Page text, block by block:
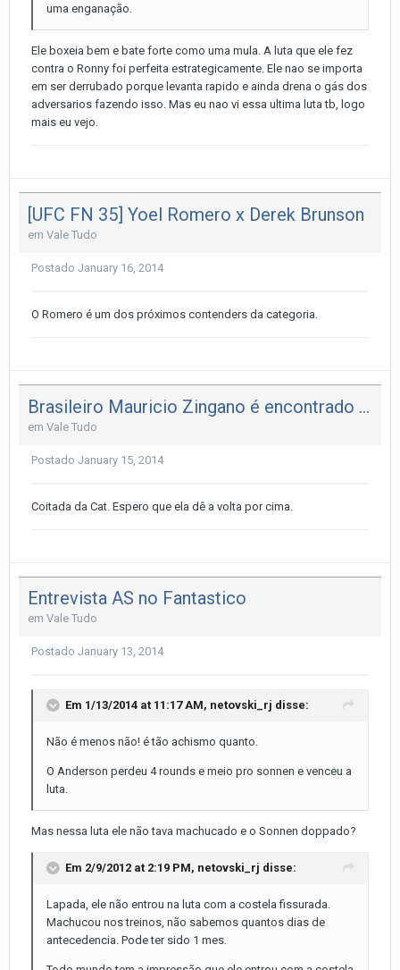
uma enganação.
Ele boxeia bem e bate forte como uma mula. A luta que ele fez
contra o Ronny foi perfeita estrategicamente. Ele nao se importa
em ser derrubado porque levanta rapido e ainda drena o gás dos
adversarios fazendo isso. Mas eu nao vi essa ultima luta tb, logo
mais eu vejo.
[UFC FN 35] Yoel Romero x Derek Brunson
em Vale Tudo
Postado January 16, 2014
O Romero é um dos próximos contenders da categoria.
Brasileiro Mauricio Zingano é encontrado morto
em Vale Tudo
Postado January 15, 2014
Coitada da Cat. Espero que ela dê a volta por cima.
Entrevista AS no Fantastico
em Vale Tudo
Postado January 13, 2014
Em 1/13/2014 at 11:17 AM, netovski_rj disse:
Não é menos não! é tão achismo quanto.
O Anderson perdeu 4 rounds e meio pro sonnen e venceu a
luta.
Mas nessa luta ele não tava machucado e o Sonnen doppado?
Em 2/9/2012 at 2:19 PM, netovski_rj disse:
Lapada, ele não entrou na luta com a costela fissurada.
Machucou nos treinos, não sabemos quantos dias de
antecedencia. Pode ter sido 1 mes.